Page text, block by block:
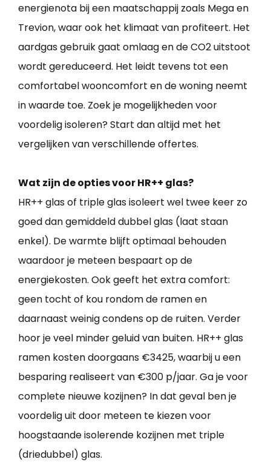
energienota bij een maatschappij zoals Mega en
Trevion, waar ook het klimaat van profiteert. Het
aardgas gebruik gaat omlaag en de CO2 uitstoot
wordt gereduceerd. Het leidt tevens tot een
comfortabel wooncomfort en de woning neemt
in waarde toe. Zoek je mogelijkheden voor
voordelig isoleren? Start dan altijd met het
vergelijken van verschillende offertes.
Wat zijn de opties voor HR++ glas?
HR++ glas of triple glas isoleert wel twee keer zo
goed dan gemiddeld dubbel glas (laat staan
enkel). De warmte blijft optimaal behouden
waardoor je meteen bespaart op de
energiekosten. Ook geeft het extra comfort:
geen tocht of kou rondom de ramen en
daarnaast weinig condens op de ruiten. Verder
hoor je veel minder geluid van buiten. HR++ glas
ramen kosten doorgaans €3425, waarbij u een
besparing realiseert van €300 p/jaar. Ga je voor
complete nieuwe kozijnen? In dat geval ben je
voordelig uit door meteen te kiezen voor
hoogstaande isolerende kozijnen met triple
(driedubbel) glas.